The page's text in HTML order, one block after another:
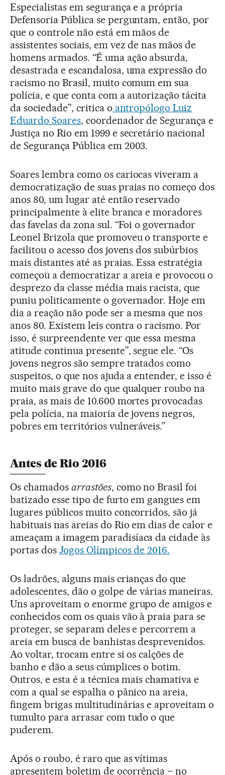
Especialistas em segurança e a própria
Defensoria Pública se perguntam, então, por
que o controle não está em mãos de
assistentes sociais, em vez de nas mãos de
homens armados. “É uma ação absurda,
desastrada e escandalosa, uma expressão do
racismo no Brasil, muito comum em sua
polícia, e que conta com a autorização tácita
da sociedade”, critica o antropólogo Luiz
Eduardo Soares, coordenador de Segurança e
Justiça no Rio em 1999 e secretário nacional
de Segurança Pública em 2003.
Soares lembra como os cariocas viveram a
democratização de suas praias no começo dos
anos 80, um lugar até então reservado
principalmente à elite branca e moradores
das favelas da zona sul. “Foi o governador
Leonel Brizola que promoveu o transporte e
facilitou o acesso dos jovens dos subúrbios
mais distantes até as praias. Essa estratégia
começou a democratizar a areia e provocou o
desprezo da classe média mais racista, que
puniu politicamente o governador. Hoje em
dia a reação não pode ser a mesma que nos
anos 80. Existem leis contra o racismo. Por
isso, é surpreendente ver que essa mesma
atitude continua presente”, segue ele. “Os
jovens negros são sempre tratados como
suspeitos, o que nos ajuda a entender, e isso é
muito mais grave do que qualquer roubo na
praia, as mais de 10.600 mortes provocadas
pela polícia, na maioria de jovens negros,
pobres em territórios vulneráveis.”
Antes de Rio 2016
Os chamados arrastões, como no Brasil foi
batizado esse tipo de furto em gangues em
lugares públicos muito concorridos, são já
habituais nas areias do Rio em dias de calor e
ameaçam a imagem paradisíaca da cidade às
portas dos Jogos Olímpicos de 2016.
Os ladrões, alguns mais crianças do que
adolescentes, dão o golpe de várias maneiras.
Uns aproveitam o enorme grupo de amigos e
conhecidos com os quais vão à praia para se
proteger, se separam deles e percorrem a
areia em busca de banhistas desprevenidos.
Ao voltar, trocam entre si os calções de
banho e dão a seus cúmplices o botim.
Outros, e esta é a técnica mais chamativa e
com a qual se espalha o pânico na areia,
fingem brigas multitudinárias e aproveitam o
tumulto para arrasar com tudo o que
puderem.
Após o roubo, é raro que as vítimas
apresentem boletim de ocorrência – no